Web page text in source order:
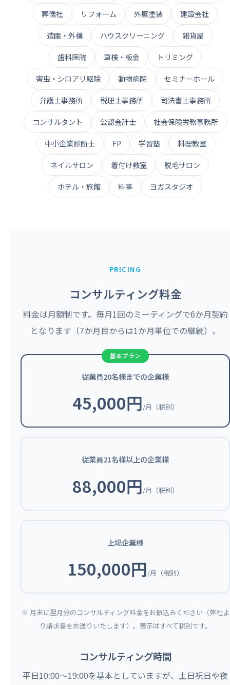
葬儀社 リフォーム 外壁塗装 建設会社
造園・外構 ハウスクリーニング 雑貨屋
歯科医院 車検・板金 トリミング
害虫・シロアリ駆除 動物病院 セミナーホール
弁護士事務所 税理士事務所 司法書士事務所
コンサルタント 公認会計士 社会保険労務事務所
中小企業診断士 FP 学習塾 料理教室
ネイルサロン 着付け教室 脱毛サロン
ホテル・旅館 料亭 ヨガスタジオ
PRICING
コンサルティング料金
料金は月額制です。毎月1回のミーティングで6か月契約
となります（7か月目からは1か月単位での継続）。
従業員20名様までの企業様
45,000円/月（税別）
従業員21名様以上の企業様
88,000円/月（税別）
上場企業様
150,000円/月（税別）
※ 月末に翌月分のコンサルティング料金をお振込みください（弊社よ
り請求書をお送りいたします）。表示はすべて税別です。
コンサルティング時間
平日10:00〜19:00を基本としていますが、土日祝日や夜